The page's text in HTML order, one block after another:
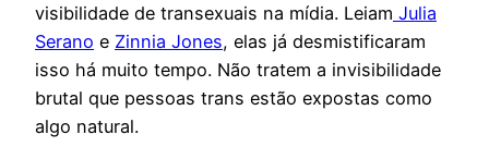
visibilidade de transexuais na mídia. Leiam Julia
Serano e Zinnia Jones, elas já desmistificaram
isso há muito tempo. Não tratem a invisibilidade
brutal que pessoas trans estão expostas como
algo natural.